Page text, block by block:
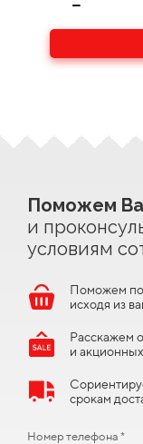
Поможем
и
условиям
Поможем
исходя из
Расскажем
и
срокам
Номер телефона *